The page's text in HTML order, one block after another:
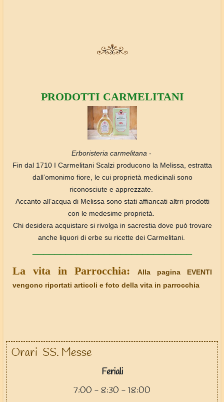
PRODOTTI CARMELITANI
Erboristeria carmelitana -
Fin dal 1710 I Carmelitani Scalzi producono la Melissa, estratta
dall’omonimo fiore, le cui proprietà medicinali sono
riconosciute e apprezzate.
Accanto all’acqua di Melissa sono stati affiancati altrri prodotti
con le medesime proprietà.
Chi desidera acquistare si rivolga in sacrestia dove può trovare
anche liquori di erbe su ricette dei Carmelitani.
La vita in Parrocchia:Alla pagina EVENTI
vengono riportati articoli e foto della vita in parrocchia
Orari SS. Messe
Feriali
7:00 - 8:30 - 18:00